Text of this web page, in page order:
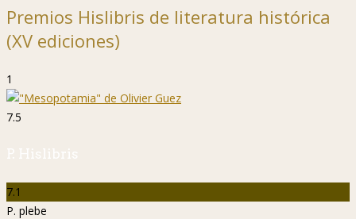
Premios Hislibris de literatura histórica
(XV ediciones)
1
7.5
P. Hislibris
7.1
P. plebe